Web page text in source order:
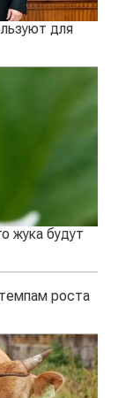
для
жука будут
роста